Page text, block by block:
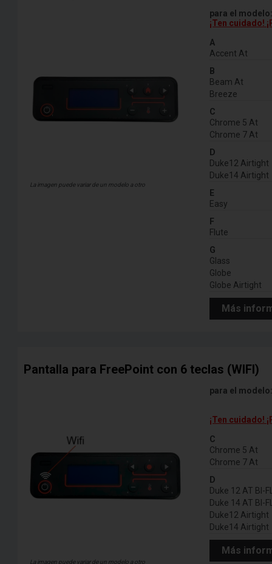
La imagen puede variar de un modelo a otro
para el modelo:
¡Ten cuidado!
A
Accent At
B
Beam At
Breeze
C
Chrome 5 At
Chrome 7 At
D
Duke12 Airtight
Duke14 Airtight
E
Easy
F
Flute
G
Glass
Globe
Globe Airtight
Más
Pantalla para FreePoint con 6 teclas (WIFI)
La imagen puede variar de un modelo a otro
para el modelo:
¡Ten cuidado!
C
Chrome 5 At
Chrome 7 At
D
Duke 12 AT BI-
Duke 14 AT BI-
Duke12 Airtight
Duke14 Airtight
Más